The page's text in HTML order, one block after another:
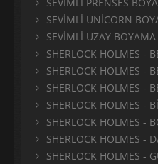
SEVİMLİ UNİCORN
SEVİMLİ UZAY BOYAMA
SHERLOCK HOLMES -
SHERLOCK HOLMES -
SHERLOCK HOLMES -
SHERLOCK HOLMES -
SHERLOCK HOLMES -
SHERLOCK HOLMES -
SHERLOCK HOLMES -